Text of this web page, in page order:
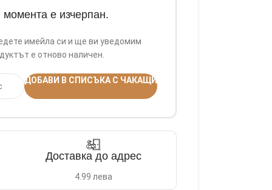
момента е изчерпан.
имейла си и ще ви уведомим
е отново наличен.
ДОБАВИ В СПИСЪКА С ЧАКАЩИ
Доставка до адрес
4.99 лева